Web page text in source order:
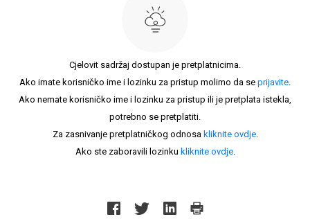
Cjelovit sadržaj dostupan je pretplatnicima.
Ako imate korisničko ime i lozinku za pristup molimo da se prijavite.
Ako nemate korisničko ime i lozinku za pristup ili je pretplata istekla,
potrebno se pretplatiti.
Za zasnivanje pretplatničkog odnosa kliknite ovdje.
Ako ste zaboravili lozinku kliknite ovdje.